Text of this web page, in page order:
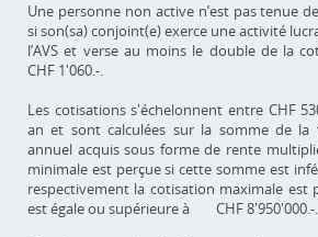
Une personne non active n’est pas tenue
si son(sa) conjoint(e) exerce une activité
l’AVS et verse au moins le double de la
CHF 1'060.-.
Les cotisations s'échelonnent entre CHF
an et sont calculées sur la somme de
annuel acquis sous forme de rente
minimale est perçue si cette somme est
respectivement la cotisation maximale est
est égale ou supérieure à CHF 8'950'000.-.